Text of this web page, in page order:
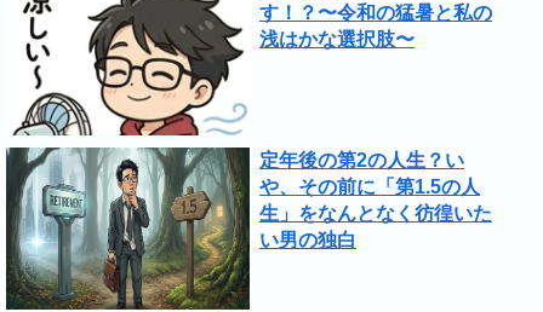
す！？〜令和の猛暑と私の
浅はかな選択肢〜
定年後の第2の人生？い
や、その前に「第1.5の人
生」をなんとなく彷徨いた
い男の独白